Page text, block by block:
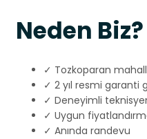
Neden Biz?
✓ Tozkoparan
✓ 2 yıl resmi garanti
✓ Deneyimli
✓ Uygun
✓ Anında randevu